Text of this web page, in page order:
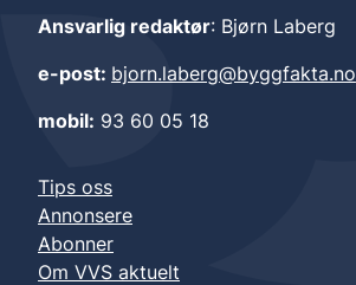
Ansvarlig redaktør: Bjørn Laberg
e-post: bjorn.laberg@byggfakta.no
mobil: 93 60 05 18
Tips oss
Annonsere
Abonner
Om VVS aktuelt